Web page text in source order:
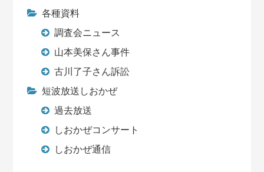
各種資料
調査会ニュース
山本美保さん事件
古川了子さん訴訟
短波放送しおかぜ
過去放送
しおかぜコンサート
しおかぜ通信